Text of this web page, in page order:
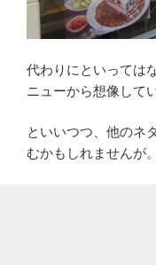
代わりにといっては
ニューから想像して
といいつつ、他のネ
むかもしれませんが。